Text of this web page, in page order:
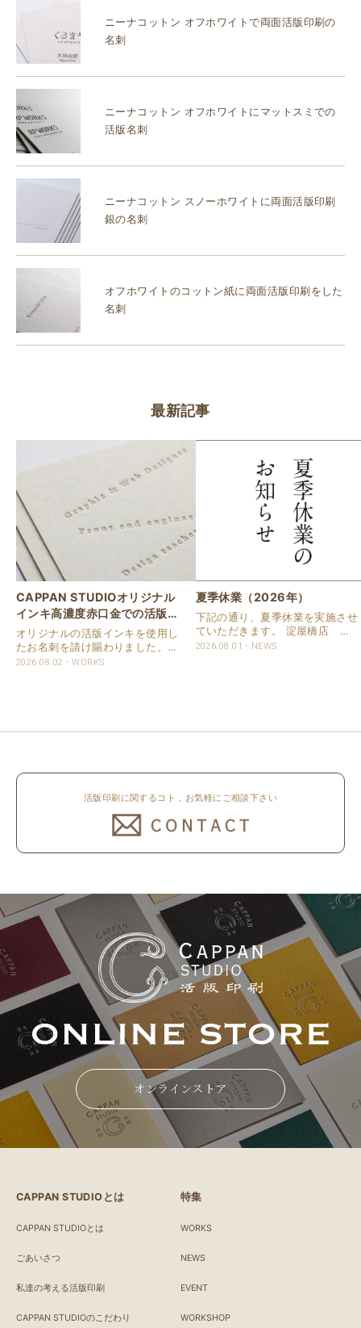
ニーナコットン オフホワイトで両面活版印刷の
名刺
ニーナコットン オフホワイトにマットスミでの
活版名刺
ニーナコットン スノーホワイトに両面活版印刷
銀の名刺
オフホワイトのコットン紙に両面活版印刷をした
名刺
最新記事
CAPPAN STUDIOオリジナル
インキ高濃度赤口金での活版名
刺
オリジナルの活版インキを使用し
たお名刺を請け賜わりました。
用紙は新バフン紙Nのきぬを使用
2026.08.02 WORKS
夏季休業（2026年）
下記の通り、夏季休業を実施させ
ていただきます。 淀屋橋店 通
常営業いたします。 奈良店 8月
2026.08.01 NEWS
活版印刷に関するコト，お気軽にご相談下さい
オンラインストア
CAPPAN STUDIOとは
CAPPAN STUDIOとは
ごあいさつ
私達の考える活版印刷
CAPPAN STUDIOのこだわり
特集
WORKS
NEWS
EVENT
WORKSHOP